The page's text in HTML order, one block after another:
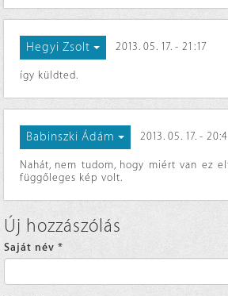
Hegyi Zsolt 2013. 05. 17. - 21:17
így küldted.
Babinszki Ádám 2013. 05. 17. -
Nahát, nem tudom, hogy miért van ez
függőleges kép volt.
Új hozzászólás
Saját név *